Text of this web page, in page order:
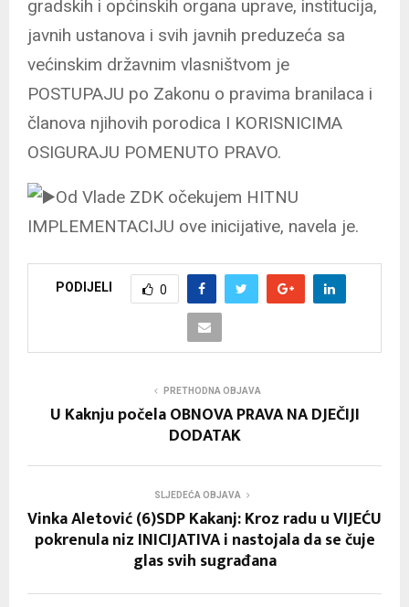
gradskih i općinskih organa uprave, institucija,
javnih ustanova i svih javnih preduzeća sa
većinskim državnim vlasništvom je
POSTUPAJU po Zakonu o pravima branilaca i
članova njihovih porodica I KORISNICIMA
OSIGURAJU POMENUTO PRAVO.
Od Vlade ZDK očekujem HITNU
IMPLEMENTACIJU ove inicijative, navela je.
PODIJELI 0
PRETHODNA OBJAVA
U Kaknju počela OBNOVA PRAVA NA DJEČIJI
DODATAK
SLJEDEĆA OBJAVA
Vinka Aletović (6)SDP Kakanj: Kroz radu u VIJEĆU
pokrenula niz INICIJATIVA i nastojala da se čuje
glas svih sugrađana